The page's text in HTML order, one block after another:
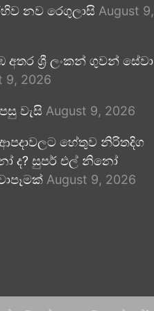
නව රෙගුලාසි August 9,
ශ්‍රී ලංකන් ගුවන් සේවා
9, 2026
වැසි August 9, 2026
හේතුව නිරිතදිග
ද? සුපර් එල් නිනෝ
August 9, 2026